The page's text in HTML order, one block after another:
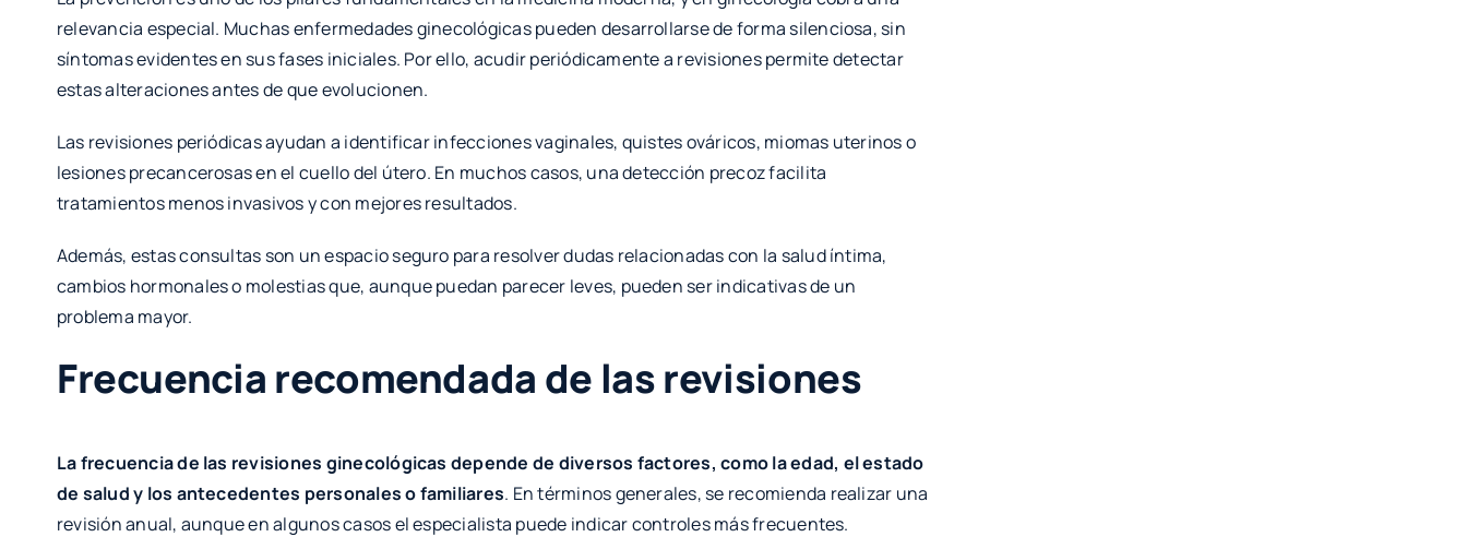
relevancia especial. Muchas enfermedades ginecológicas pueden desarrollarse de forma silenciosa, sin
síntomas evidentes en sus fases iniciales. Por ello, acudir periódicamente a revisiones permite detectar
estas alteraciones antes de que evolucionen.
Las revisiones periódicas ayudan a identificar infecciones vaginales, quistes ováricos, miomas uterinos o
lesiones precancerosas en el cuello del útero. En muchos casos, una detección precoz facilita
tratamientos menos invasivos y con mejores resultados.
Además, estas consultas son un espacio seguro para resolver dudas relacionadas con la salud íntima,
cambios hormonales o molestias que, aunque puedan parecer leves, pueden ser indicativas de un
problema mayor.
Frecuencia recomendada de las revisiones
La frecuencia de las revisiones ginecológicas depende de diversos factores, como la edad, el estado
de salud y los antecedentes personales o familiares. En términos generales, se recomienda realizar una
revisión anual, aunque en algunos casos el especialista puede indicar controles más frecuentes.